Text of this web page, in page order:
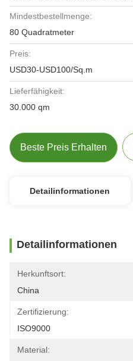
Mindestbestellmenge:
80 Quadratmeter
Preis:
USD30-USD100/Sq.m
Lieferfähigkeit:
30.000 qm
Beste Preis Erhalten
Detailinformationen
Detailinformationen
Herkunftsort:
China
Zertifizierung:
ISO9000
Material: